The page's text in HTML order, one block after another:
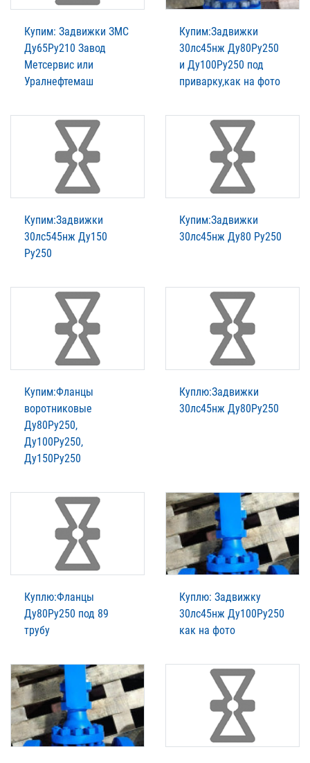
Купим: Задвижки ЗМС
Ду65Ру210 Завод
Метсервис или
Уралнефтемаш
Купим:Задвижки
30лс45нж Ду80Ру250
и Ду100Ру250 под
приварку,как на фото
Купим:Задвижки
30лс545нж Ду150
Ру250
Купим:Задвижки
30лс45нж Ду80 Ру250
Купим:Фланцы
воротниковые
Ду80Ру250,
Ду100Ру250,
Ду150Ру250
Куплю:Задвижки
30лс45нж Ду80Ру250
Куплю:Фланцы
Ду80Ру250 под 89
трубу
Куплю: Задвижку
30лс45нж Ду100Ру250
как на фото